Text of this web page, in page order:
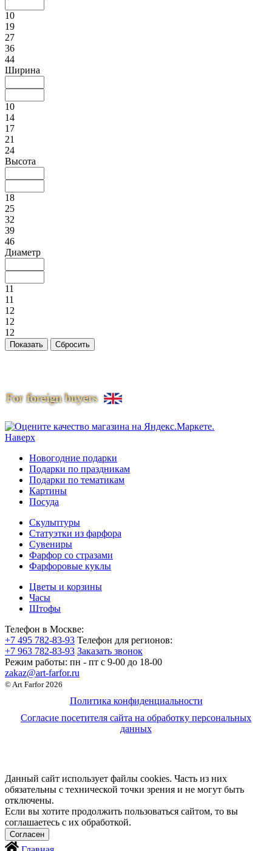
10
19
27
36
44
Ширина
10
14
17
21
24
Высота
18
25
32
39
46
Диаметр
11
11
12
12
12
Наверх
Новогодние подарки
Подарки по праздникам
Подарки по тематикам
Картины
Посуда
Скульптуры
Статуэтки из фарфора
Сувениры
Фарфор со стразами
Фарфоровые куклы
Цветы и корзины
Часы
Штофы
Телефон в Москве:
+7 495 782-83-93 Телефон для регионов:
+7 963 782-83-93 Заказать звонок
Режим работы: пн - пт c 9-00 до 18-00
zakaz@art-farfor.ru
© Art Farfor 2026
Политика конфиденциальности
Согласие посетителя сайта на обработку персональных
данных
Данный сайт использует файлы cookies. Часть из них
обязательны с технической точки зрения и не могут быть
отключены.
Если вы хотите продолжить пользоваться сайтом, то вы
соглашаетесь с их обработкой.